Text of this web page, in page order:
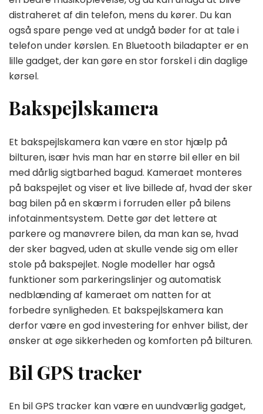
distraheret af din telefon, mens du kører. Du kan
også spare penge ved at undgå bøder for at tale i
telefon under kørslen. En Bluetooth biladapter er en
lille gadget, der kan gøre en stor forskel i din daglige
kørsel.
Bakspejlskamera
Et bakspejlskamera kan være en stor hjælp på
bilturen, især hvis man har en større bil eller en bil
med dårlig sigtbarhed bagud. Kameraet monteres
på bakspejlet og viser et live billede af, hvad der sker
bag bilen på en skærm i forruden eller på bilens
infotainmentsystem. Dette gør det lettere at
parkere og manøvrere bilen, da man kan se, hvad
der sker bagved, uden at skulle vende sig om eller
stole på bakspejlet. Nogle modeller har også
funktioner som parkeringslinjer og automatisk
nedblænding af kameraet om natten for at
forbedre synligheden. Et bakspejlskamera kan
derfor være en god investering for enhver bilist, der
ønsker at øge sikkerheden og komforten på bilturen.
Bil GPS tracker
En bil GPS tracker kan være en uundværlig gadget,